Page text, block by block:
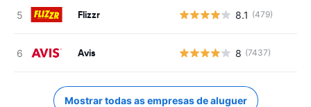
Flizzr 8.1 (479)
Avis 8 (7437)
Mostrar todas as empresas de aluguer